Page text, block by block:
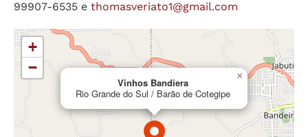
99907-6535 e thomasveriato1@gmail.com
Vinhos Bandiera
Rio Grande do Sul / Barão de Cotegipe
×
+
−